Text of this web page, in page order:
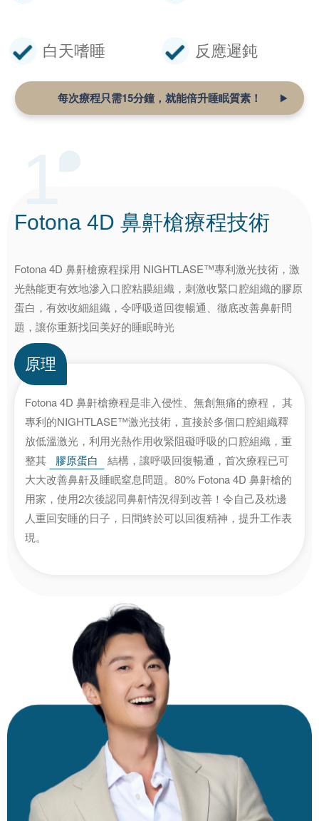
白天嗜睡 反應遲鈍
每次療程只需15分鐘，就能倍升睡眠質素！
Fotona 4D 鼻鼾槍療程技術
Fotona 4D 鼻鼾槍療程採用 NIGHTLASE™專利激光技術，激
光熱能更有效地滲入口腔粘膜組織，刺激收緊口腔組織的膠原
蛋白，有效收細組織，令呼吸道回復暢通、徹底改善鼻鼾問
題，讓你重新找回美好的睡眠時光
原理
Fotona 4D 鼻鼾槍療程是非入侵性、無創無痛的療程， 其
專利的NIGHTLASE™激光技術，直接於多個口腔組織釋
放低溫激光，利用光熱作用收緊阻礙呼吸的口腔組織，重
整其
膠原蛋白
結構，讓呼吸回復暢通，首次療程已可
大大改善鼻鼾及睡眠窒息問題。80% Fotona 4D 鼻鼾槍的
用家，使用2次後認同鼻鼾情況得到改善！令自己及枕邊
人重回安睡的日子，日間終於可以回復精神，提升工作表
現。